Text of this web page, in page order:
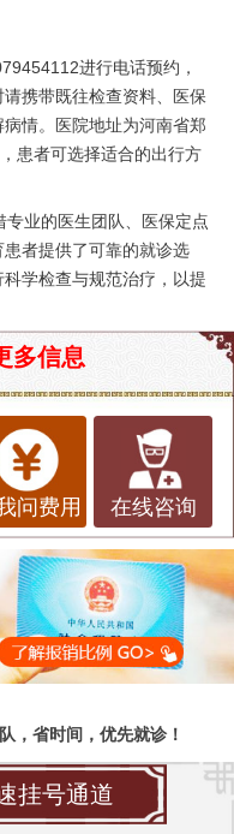
进行电话预约，
携带既往检查资料、医保
情。医院地址为河南省郑
患者可选择适合的出行方
业的医生团队、医保定点
者提供了可靠的就诊选
学检查与规范治疗，以提
多信息
问费用 在线咨询
，省时间，优先就诊！
挂号通道